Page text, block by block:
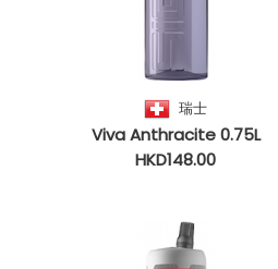
瑞士
Viva Anthracite 0.75L
HKD148.00